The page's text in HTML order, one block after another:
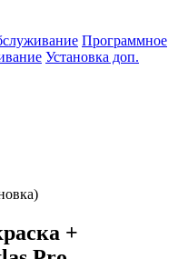
Программное
Установка доп.
+